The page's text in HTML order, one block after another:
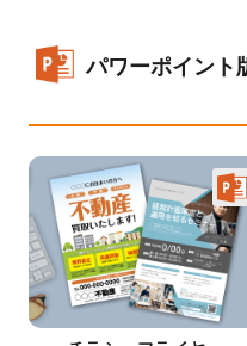
パワーポイント